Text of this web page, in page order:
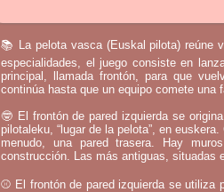
📚 La pelota vasca (Euskal pilota) reúne
especialidades, el juego consiste en
principal, llamada frontón, para que
continúa hasta que un equipo comete una
🤓 El frontón de pared izquierda se
pilotaleku, “lugar de la pelota”, en
menudo, una pared trasera. Hay
construcción. Las más antiguas, situadas
⚾ El frontón de pared izquierda se utiliza